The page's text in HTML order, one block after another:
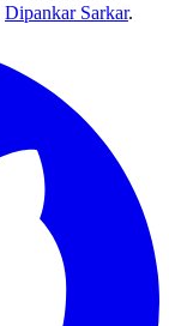
Dipankar Sarkar.